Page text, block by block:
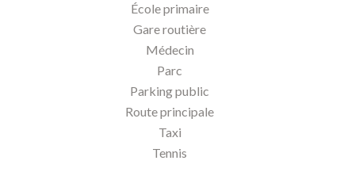
École primaire
Gare routière
Médecin
Parc
Parking public
Route principale
Taxi
Tennis